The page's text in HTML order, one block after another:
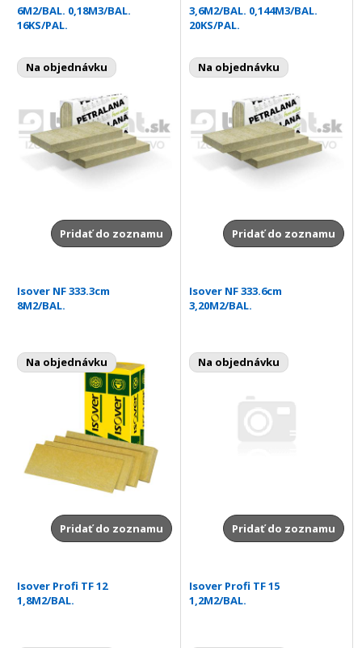
6M2/BAL. 0,18M3/BAL.
16KS/PAL.
Na objednávku
Pridať do zoznamu
3,6M2/BAL. 0,144M3/BAL.
20KS/PAL.
Na objednávku
Pridať do zoznamu
Isover NF 333.3cm
8M2/BAL.
Na objednávku
Pridať do zoznamu
Isover NF 333.6cm
3,20M2/BAL.
Na objednávku
Pridať do zoznamu
Isover Profi TF 12
1,8M2/BAL.
Isover Profi TF 15
1,2M2/BAL.